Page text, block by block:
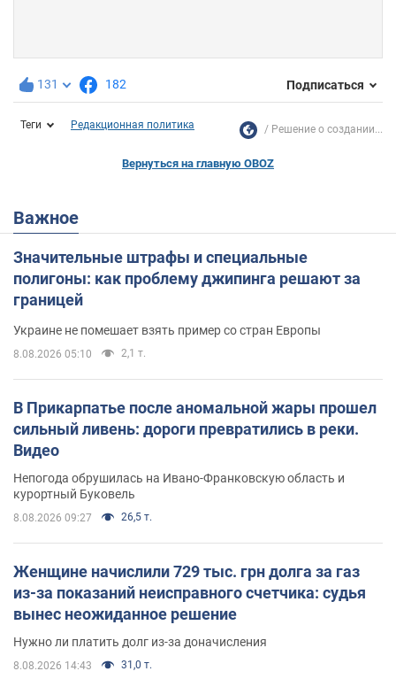
131 182 Подписаться
Теги Редакционная политика Решение о создании...
Вернуться на главную OBOZ
Важное
Значительные штрафы и специальные
полигоны: как проблему джипинга решают за
границей
Украине не помешает взять пример со стран Европы
8.08.2026 05:10 2,1 т.
В Прикарпатье после аномальной жары прошел
сильный ливень: дороги превратились в реки.
Видео
Непогода обрушилась на Ивано-Франковскую область и
курортный Буковель
8.08.2026 09:27 26,5 т.
Женщине начислили 729 тыс. грн долга за газ
из-за показаний неисправного счетчика: судья
вынес неожиданное решение
Нужно ли платить долг из-за доначисления
8.08.2026 14:43 31,0 т.